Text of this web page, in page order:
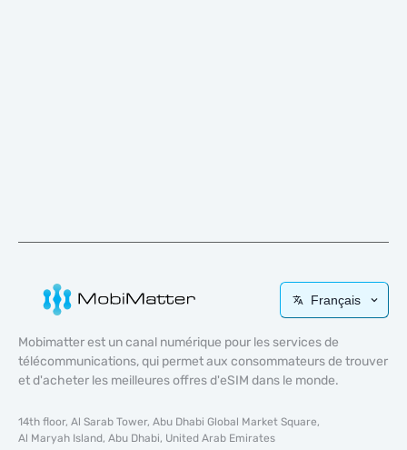
Français
Mobimatter est un canal numérique pour les services de
télécommunications, qui permet aux consommateurs de trouver
et d'acheter les meilleures offres d'eSIM dans le monde.
14th floor, Al Sarab Tower, Abu Dhabi Global Market Square,
Al Maryah Island, Abu Dhabi, United Arab Emirates